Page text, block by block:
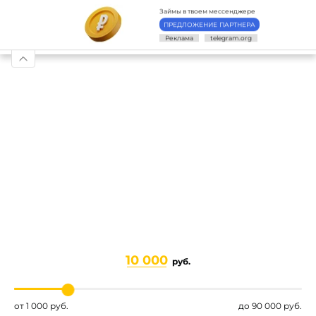
НАЧАТЬ ЗАНОВО
Займы в твоем мессенджере
ПРЕДЛОЖЕНИЕ ПАРТНЕРА
Реклама
telegram.org
1 000 руб. 90 000 руб.
10 000 руб.
Платёжная система «